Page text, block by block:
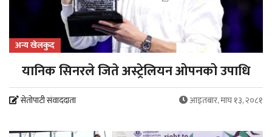
अन्य खेलकुद
यानिक सिनरले जिते अस्ट्रेलियन ओपनको उपाधि
सेतोपाटी संवाददाता आइतबार, माघ १३, २०८१